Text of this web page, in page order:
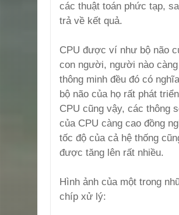
các thuật toán phức tạp,
trả về kết quả.
CPU được ví như bộ não
con người, người nào càng
thông minh đều đó có
bộ não của họ rất phát
CPU cũng vậy, các thông
của CPU càng cao đồng
tốc độ của cả hệ thống
được tăng lên rất nhiều.
Hình ảnh của một trong
chíp xử lý: